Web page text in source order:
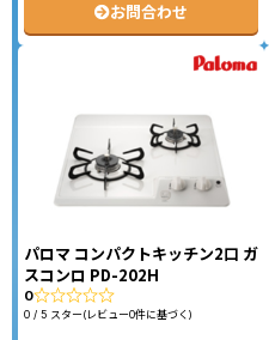
お問合わせ
パロマ コンパクトキッチン2口 ガ
スコンロ PD-202H
0
0 / 5 スター(レビュー0件に基づく)